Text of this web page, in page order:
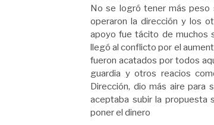
No se logró tener más peso
operaron la dirección y los
apoyo fue tácito de muchos
llegó al conflicto por el
fueron acatados por todos
guardia y otros reacios
Dirección, dio más aire para
aceptaba subir la propuesta
poner el dinero